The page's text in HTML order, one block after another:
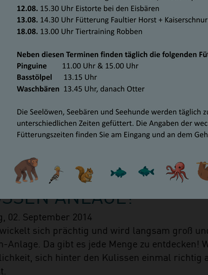
NEWS“: JETZT TOBT
ANLAGE!
02. September 2014
sich prächtig und wird langsam groß
Anlage. Da gibt es jede Menge zu entdecken!
sich hinter den Kulissen einmal richtig